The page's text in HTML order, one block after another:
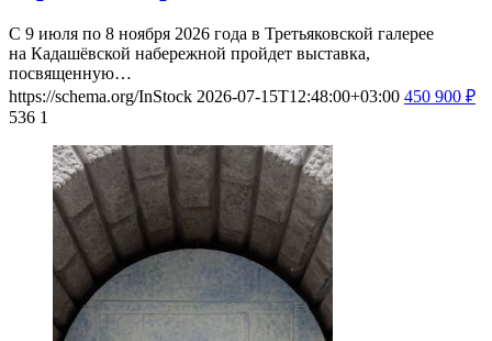
С 9 июля по 8 ноября 2026 года в Третьяковской галерее
на Кадашёвской набережной пройдет выставка,
посвященную…
https://schema.org/InStock 2026-07-15T12:48:00+03:00 450 900 ₽
536 1